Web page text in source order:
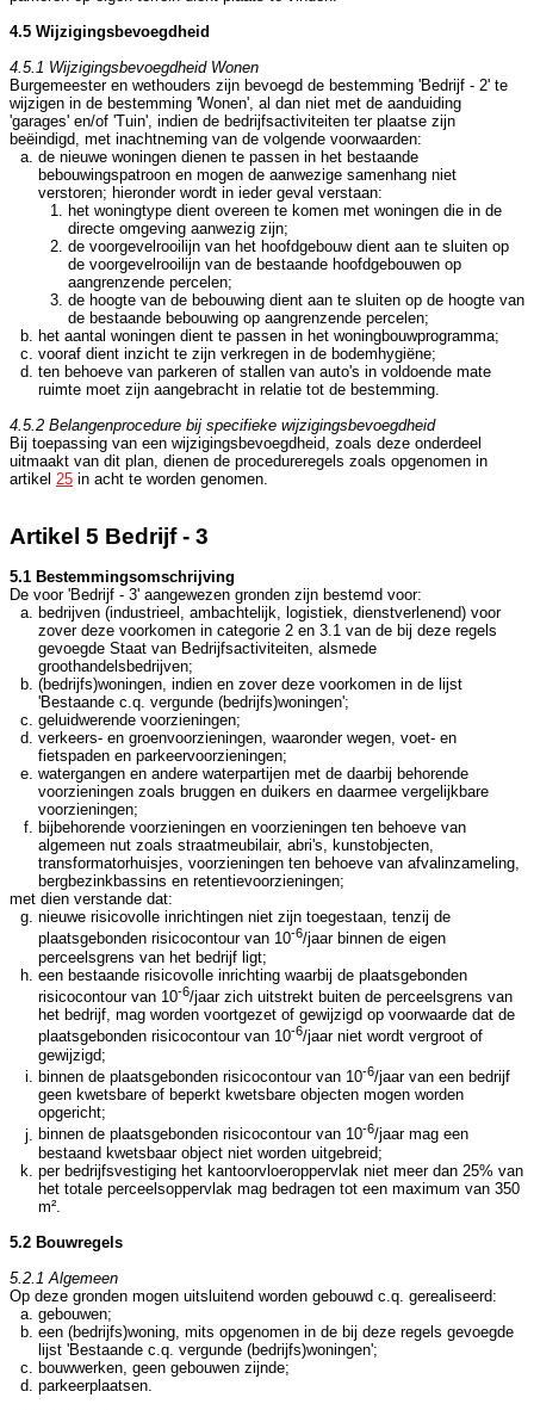
4.5 Wijzigingsbevoegdheid
4.5.1 Wijzigingsbevoegdheid Wonen
Burgemeester en wethouders zijn bevoegd de bestemming 'Bedrijf - 2' te
wijzigen in de bestemming 'Wonen', al dan niet met de aanduiding
'garages' en/of 'Tuin', indien de bedrijfsactiviteiten ter plaatse zijn
beëindigd, met inachtneming van de volgende voorwaarden:
de nieuwe woningen dienen te passen in het bestaande
bebouwingspatroon en mogen de aanwezige samenhang niet
verstoren; hieronder wordt in ieder geval verstaan:
het woningtype dient overeen te komen met woningen die in de
directe omgeving aanwezig zijn;
de voorgevelrooilijn van het hoofdgebouw dient aan te sluiten op
de voorgevelrooilijn van de bestaande hoofdgebouwen op
aangrenzende percelen;
de hoogte van de bebouwing dient aan te sluiten op de hoogte van
de bestaande bebouwing op aangrenzende percelen;
het aantal woningen dient te passen in het woningbouwprogramma;
vooraf dient inzicht te zijn verkregen in de bodemhygiëne;
ten behoeve van parkeren of stallen van auto's in voldoende mate
ruimte moet zijn aangebracht in relatie tot de bestemming.
4.5.2 Belangenprocedure bij specifieke wijzigingsbevoegdheid
Bij toepassing van een wijzigingsbevoegdheid, zoals deze onderdeel
uitmaakt van dit plan, dienen de procedureregels zoals opgenomen in
artikel 25 in acht te worden genomen.
Artikel 5 Bedrijf - 3
5.1 Bestemmingsomschrijving
De voor 'Bedrijf - 3' aangewezen gronden zijn bestemd voor:
bedrijven (industrieel, ambachtelijk, logistiek, dienstverlenend) voor
zover deze voorkomen in categorie 2 en 3.1 van de bij deze regels
gevoegde Staat van Bedrijfsactiviteiten, alsmede
groothandelsbedrijven;
(bedrijfs)woningen, indien en zover deze voorkomen in de lijst
'Bestaande c.q. vergunde (bedrijfs)woningen';
geluidwerende voorzieningen;
verkeers- en groenvoorzieningen, waaronder wegen, voet- en
fietspaden en parkeervoorzieningen;
watergangen en andere waterpartijen met de daarbij behorende
voorzieningen zoals bruggen en duikers en daarmee vergelijkbare
voorzieningen;
bijbehorende voorzieningen en voorzieningen ten behoeve van
algemeen nut zoals straatmeubilair, abri's, kunstobjecten,
transformatorhuisjes, voorzieningen ten behoeve van afvalinzameling,
bergbezinkbassins en retentievoorzieningen;
met dien verstande dat:
nieuwe risicovolle inrichtingen niet zijn toegestaan, tenzij de
plaatsgebonden risicocontour van 10-6/jaar binnen de eigen
perceelsgrens van het bedrijf ligt;
een bestaande risicovolle inrichting waarbij de plaatsgebonden
risicocontour van 10-6/jaar zich uitstrekt buiten de perceelsgrens van
het bedrijf, mag worden voortgezet of gewijzigd op voorwaarde dat de
plaatsgebonden risicocontour van 10-6/jaar niet wordt vergroot of
gewijzigd;
binnen de plaatsgebonden risicocontour van 10-6/jaar van een bedrijf
geen kwetsbare of beperkt kwetsbare objecten mogen worden
opgericht;
binnen de plaatsgebonden risicocontour van 10-6/jaar mag een
bestaand kwetsbaar object niet worden uitgebreid;
per bedrijfsvestiging het kantoorvloeroppervlak niet meer dan 25% van
het totale perceelsoppervlak mag bedragen tot een maximum van 350
m².
5.2 Bouwregels
5.2.1 Algemeen
Op deze gronden mogen uitsluitend worden gebouwd c.q. gerealiseerd:
gebouwen;
een (bedrijfs)woning, mits opgenomen in de bij deze regels gevoegde
lijst 'Bestaande c.q. vergunde (bedrijfs)woningen';
bouwwerken, geen gebouwen zijnde;
parkeerplaatsen.